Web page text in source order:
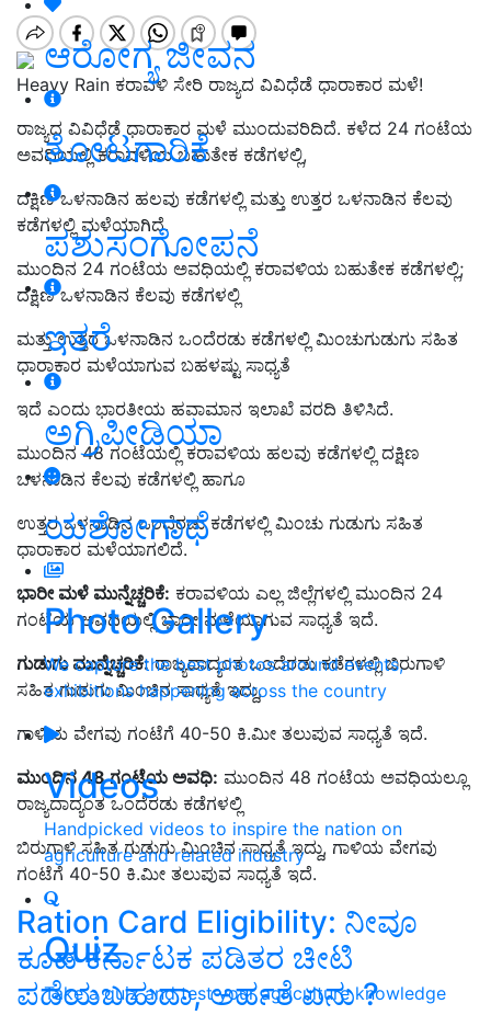
ಆರೋಗ್ಯ ಜೀವನ
ತೋಟಗಾರಿಕೆ
ಪಶುಸಂಗೋಪನೆ
ಇತರೆ
ಅಗ್ರಿಪೀಡಿಯಾ
ಯಶೋಗಾಥೆ
Photo Gallery
We capture the best photos around events,
exhibitions happening across the country
Videos
Handpicked videos to inspire the nation on
agriculture and related industry
Quiz
Take a quiz and test your agriculture knowledge
Heavy Rain ಕರಾವಳಿ ಸೇರಿ ರಾಜ್ಯದ ವಿವಿಧೆಡೆ ಧಾರಾಕಾರ ಮಳೆ!
ರಾಜ್ಯದ ವಿವಿಧೆಡೆ ಧಾರಾಕಾರ ಮಳೆ ಮುಂದುವರಿದಿದೆ. ಕಳೆದ 24 ಗಂಟೆಯ
ಅವಧಿಯಲ್ಲಿ ಕರಾವಳಿಯ ಬಹುತೇಕ ಕಡೆಗಳಲ್ಲಿ,
ದಕ್ಷಿಣ ಒಳನಾಡಿನ ಹಲವು ಕಡೆಗಳಲ್ಲಿ ಮತ್ತು ಉತ್ತರ ಒಳನಾಡಿನ ಕೆಲವು
ಕಡೆಗಳಲ್ಲಿ ಮಳೆಯಾಗಿದೆ.
ಮುಂದಿನ 24 ಗಂಟೆಯ ಅವಧಿಯಲ್ಲಿ ಕರಾವಳಿಯ ಬಹುತೇಕ ಕಡೆಗಳಲ್ಲಿ;
ದಕ್ಷಿಣ ಒಳನಾಡಿನ ಕೆಲವು ಕಡೆಗಳಲ್ಲಿ
ಮತ್ತು ಉತ್ತರ ಒಳನಾಡಿನ ಒಂದೆರಡು ಕಡೆಗಳಲ್ಲಿ ಮಿಂಚುಗುಡುಗು ಸಹಿತ
ಧಾರಾಕಾರ ಮಳೆಯಾಗುವ ಬಹಳಷ್ಟು ಸಾಧ್ಯತೆ
ಇದೆ ಎಂದು ಭಾರತೀಯ ಹವಾಮಾನ ಇಲಾಖೆ ವರದಿ ತಿಳಿಸಿದೆ.
ಮುಂದಿನ 48 ಗಂಟೆಯಲ್ಲಿ ಕರಾವಳಿಯ ಹಲವು ಕಡೆಗಳಲ್ಲಿ ದಕ್ಷಿಣ
ಒಳನಾಡಿನ ಕೆಲವು ಕಡೆಗಳಲ್ಲಿ ಹಾಗೂ
ಉತ್ತರ ಒಳನಾಡಿನ ಒಂದೆರಡು ಕಡೆಗಳಲ್ಲಿ ಮಿಂಚು ಗುಡುಗು ಸಹಿತ
ಧಾರಾಕಾರ ಮಳೆಯಾಗಲಿದೆ.
ಭಾರೀ ಮಳೆ ಮುನ್ನೆಚ್ಚರಿಕೆ: ಕರಾವಳಿಯ ಎಲ್ಲ ಜಿಲ್ಲೆಗಳಲ್ಲಿ ಮುಂದಿನ 24
ಗಂಟೆಯ ಅವಧಿಯಲ್ಲಿ ಭಾರೀ ಮಳೆಯಾಗುವ ಸಾಧ್ಯತೆ ಇದೆ.
ಗುಡುಗು ಮುನ್ನೆಚ್ಚರಿಕೆ:ರಾಜ್ಯದಾದ್ಯಂತ ಒಂದೆರಡು ಕಡೆಗಳಲ್ಲಿ ಬಿರುಗಾಳಿ
ಸಹಿತ ಗುಡುಗು ಮಿಂಚಿನ ಸಾಧ್ಯತೆ ಇದ್ದು,
ಗಾಳಿಯ ವೇಗವು ಗಂಟೆಗೆ 40-50 ಕಿ.ಮೀ ತಲುಪುವ ಸಾಧ್ಯತೆ ಇದೆ.
ಮುಂದಿನ 48 ಗಂಟೆಯ ಅವಧಿ: ಮುಂದಿನ 48 ಗಂಟೆಯ ಅವಧಿಯಲ್ಲೂ
ರಾಜ್ಯದಾದ್ಯಂತ ಒಂದೆರಡು ಕಡೆಗಳಲ್ಲಿ
ಬಿರುಗಾಳಿ ಸಹಿತ ಗುಡುಗು ಮಿಂಚಿನ ಸಾಧ್ಯತೆ ಇದ್ದು, ಗಾಳಿಯ ವೇಗವು
ಗಂಟೆಗೆ 40-50 ಕಿ.ಮೀ ತಲುಪುವ ಸಾಧ್ಯತೆ ಇದೆ.
Ration Card Eligibility: ನೀವೂ
ಕೂಡ ಕರ್ನಾಟಕ ಪಡಿತರ ಚೀಟಿ
ಪಡೆಯಬಹುದಾ, ಅರ್ಹತೆ ಏನು ?